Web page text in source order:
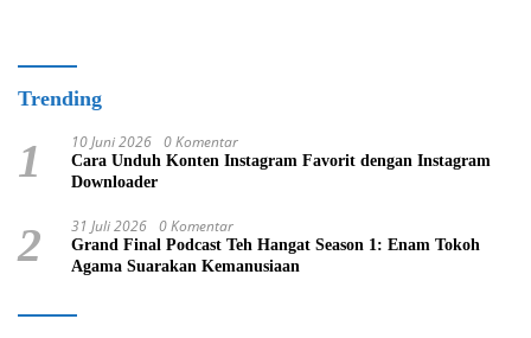
Trending
1 10 Juni 2026 0 Komentar
Cara Unduh Konten Instagram Favorit dengan Instagram
Downloader
2 31 Juli 2026 0 Komentar
Grand Final Podcast Teh Hangat Season 1: Enam Tokoh
Agama Suarakan Kemanusiaan